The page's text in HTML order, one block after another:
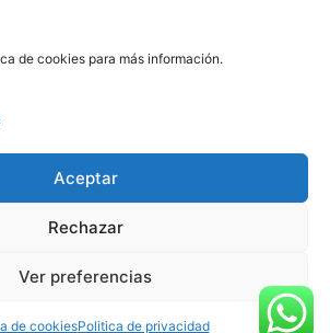
de cookies para más información.
Aceptar
Rechazar
Ver preferencias
de cookiesPolitica de privacidad
Noticias
Legal
Aviso Legal
Política de Cookies
Política de Privacidad